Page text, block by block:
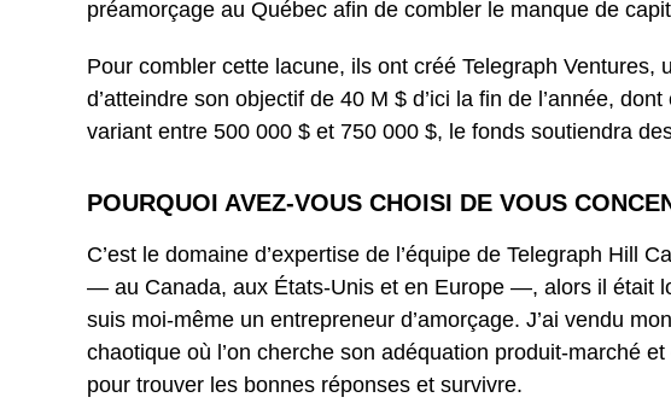
préamorçage au Québec afin de combler le manque de
Pour combler cette lacune, ils ont créé Telegraph
d’atteindre son objectif de 40 M $ d’ici la fin de l’année,
variant entre 500 000 $ et 750 000 $, le fonds soutiendra
POURQUOI AVEZ-VOUS CHOISI DE VOUS
C’est le domaine d’expertise de l’équipe de Telegraph Hill
— au Canada, aux États-Unis et en Europe —, alors il était
suis moi-même un entrepreneur d’amorçage. J’ai vendu
chaotique où l’on cherche son adéquation produit-marché
pour trouver les bonnes réponses et survivre.